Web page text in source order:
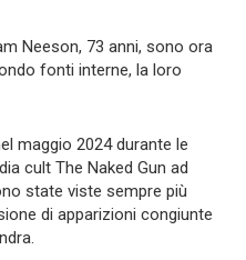
Neeson, 73 anni, sono ora
fonti interne, la loro
maggio 2024 durante le
cult The Naked Gun ad
state viste sempre più
di apparizioni congiunte